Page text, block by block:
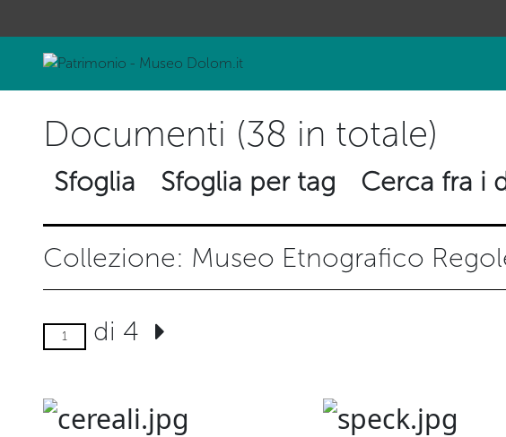
Documenti (38 in totale)
Sfoglia Sfoglia per tag Cerca fra i
Collezione: Museo Etnografico
di 4